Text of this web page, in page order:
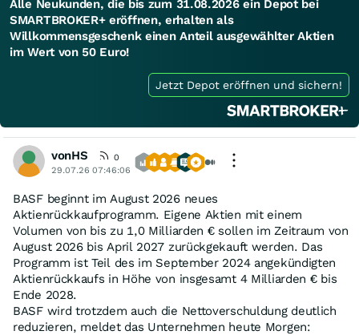
Alle Neukunden, die bis zum 31.08.2026 ein Depot bei
SMARTBROKER+ eröffnen, erhalten als
Willkommensgeschenk einen Anteil ausgewählter Aktien
im Wert von 50 Euro!
Jetzt Depot eröffnen und sichern!
vonHS
0
29.07.26 07:46:06
BASF beginnt im August 2026 neues
Aktienrückkaufprogramm. Eigene Aktien mit einem
Volumen von bis zu 1,0 Milliarden € sollen im Zeitraum von
August 2026 bis April 2027 zurückgekauft werden. Das
Programm ist Teil des im September 2024 angekündigten
Aktienrückkaufs in Höhe von insgesamt 4 Milliarden € bis
Ende 2028.
BASF wird trotzdem auch die Nettoverschuldung deutlich
reduzieren, meldet das Unternehmen heute Morgen: